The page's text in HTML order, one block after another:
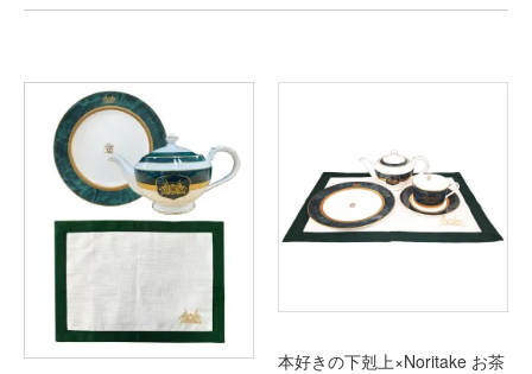
本好きの下剋上×Noritake お茶